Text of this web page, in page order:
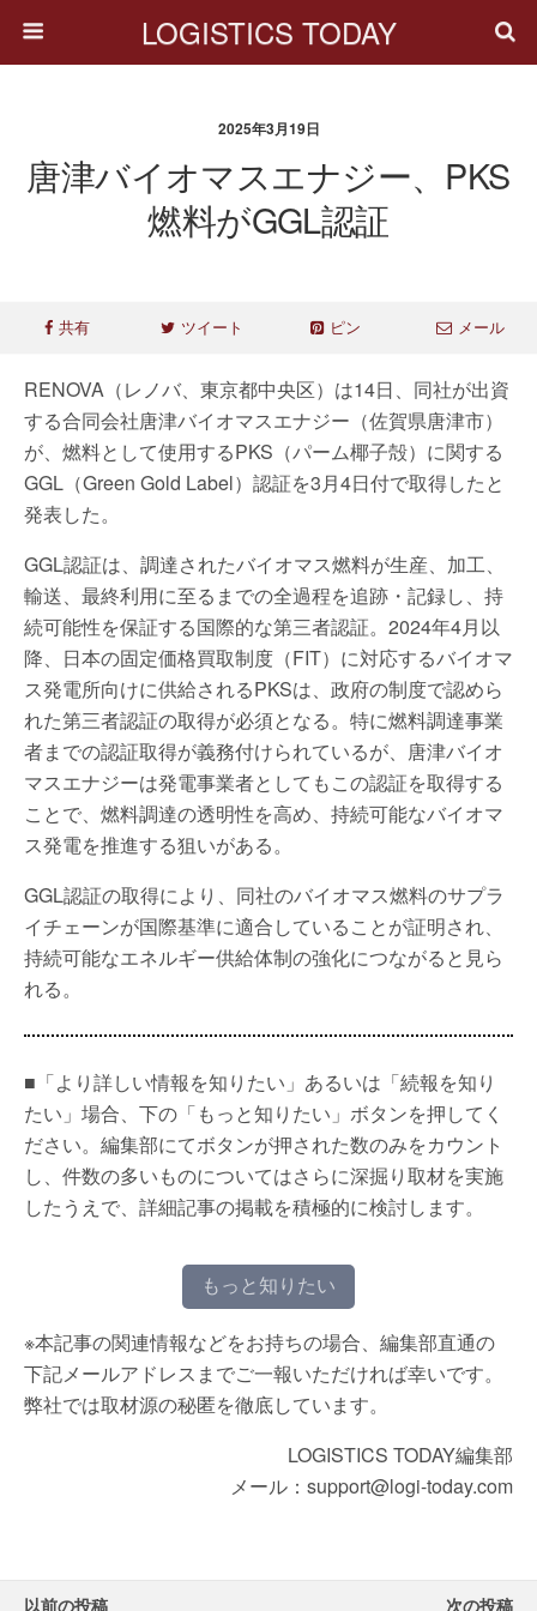
LOGISTICS TODAY
2025年3月19日
唐津バイオマスエナジー、PKS
燃料がGGL認証
共有 ツイート ピン メール
RENOVA（レノバ、東京都中央区）は14日、同社が出資
する合同会社唐津バイオマスエナジー（佐賀県唐津市）
が、燃料として使用するPKS（パーム椰子殻）に関する
GGL（Green Gold Label）認証を3月4日付で取得したと
発表した。
GGL認証は、調達されたバイオマス燃料が生産、加工、
輸送、最終利用に至るまでの全過程を追跡・記録し、持
続可能性を保証する国際的な第三者認証。2024年4月以
降、日本の固定価格買取制度（FIT）に対応するバイオマ
ス発電所向けに供給されるPKSは、政府の制度で認めら
れた第三者認証の取得が必須となる。特に燃料調達事業
者までの認証取得が義務付けられているが、唐津バイオ
マスエナジーは発電事業者としてもこの認証を取得する
ことで、燃料調達の透明性を高め、持続可能なバイオマ
ス発電を推進する狙いがある。
GGL認証の取得により、同社のバイオマス燃料のサプラ
イチェーンが国際基準に適合していることが証明され、
持続可能なエネルギー供給体制の強化につながると見ら
れる。
■「より詳しい情報を知りたい」あるいは「続報を知り
たい」場合、下の「もっと知りたい」ボタンを押してく
ださい。編集部にてボタンが押された数のみをカウント
し、件数の多いものについてはさらに深掘り取材を実施
したうえで、詳細記事の掲載を積極的に検討します。
もっと知りたい
※本記事の関連情報などをお持ちの場合、編集部直通の
下記メールアドレスまでご一報いただければ幸いです。
弊社では取材源の秘匿を徹底しています。
LOGISTICS TODAY編集部
メール：support@logi-today.com
以前の投稿 次の投稿